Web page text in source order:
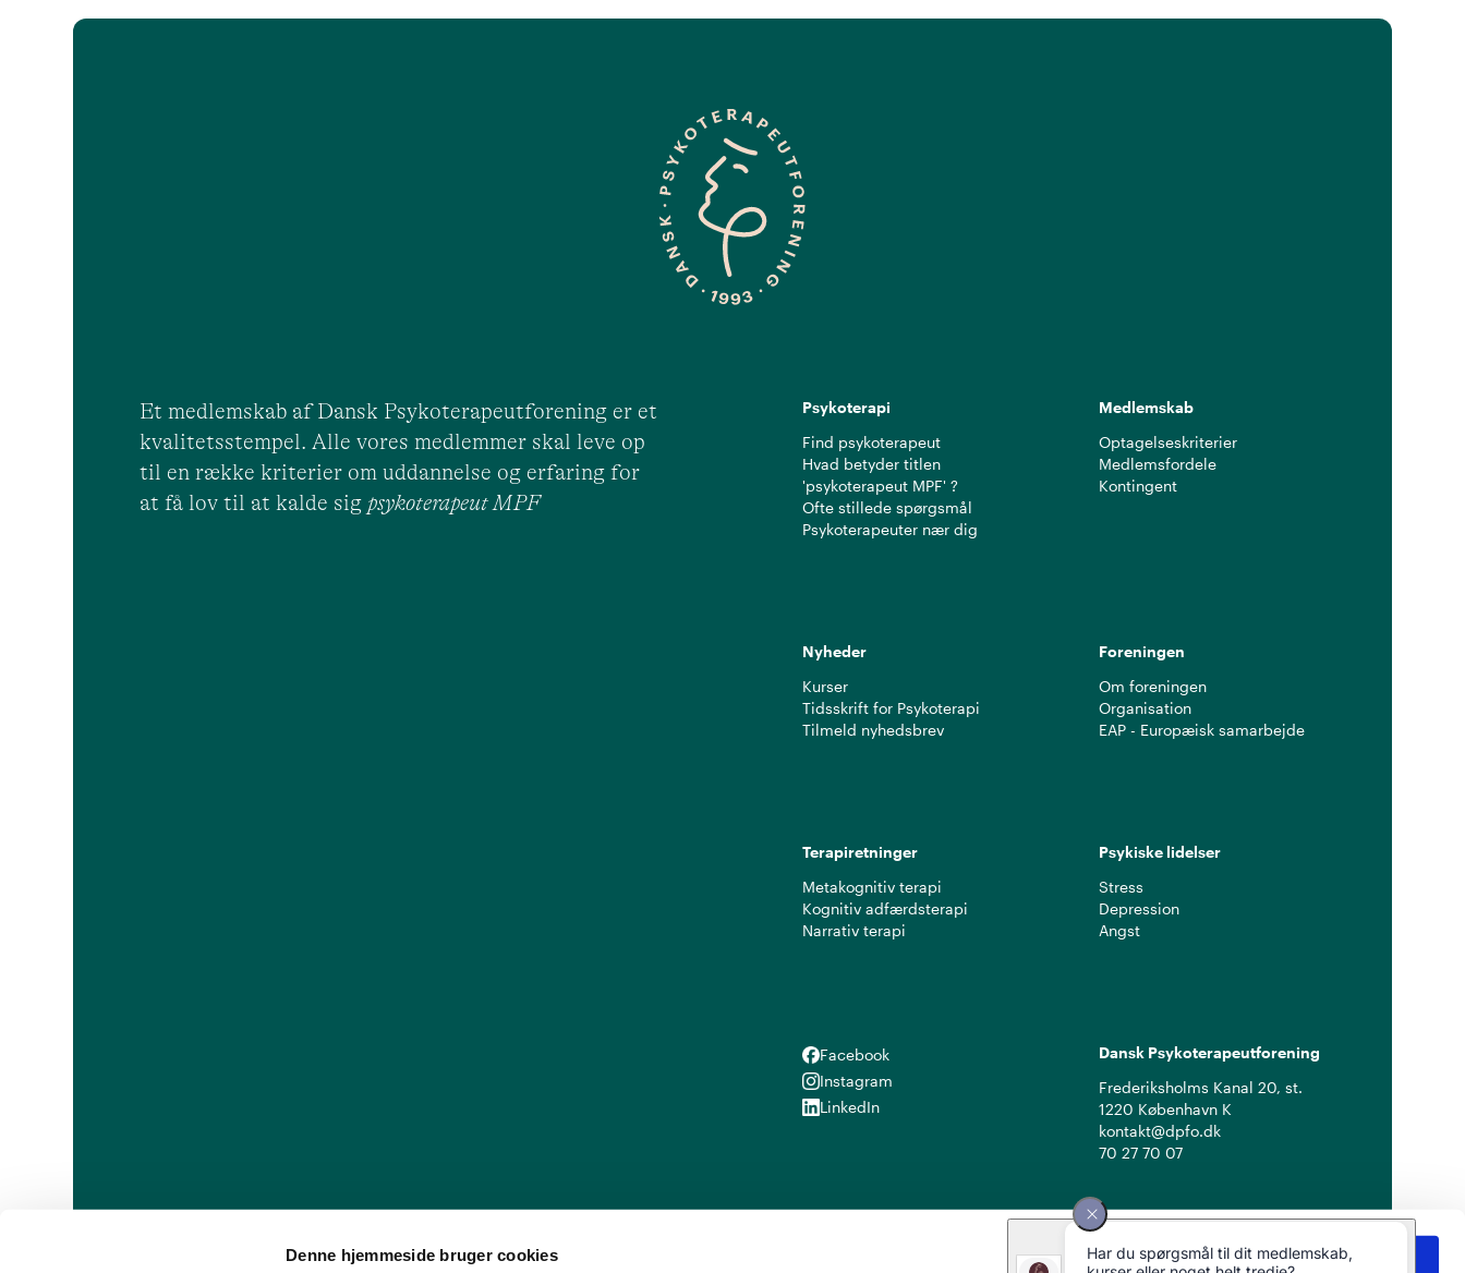
Denne hjemmeside bruger cookies
Ja til cookies
Et medlemskab af Dansk Psykoterapeutforening er et
kvalitetsstempel. Alle vores medlemmer skal leve op
til en række kriterier om uddannelse og erfaring for
at få lov til at kalde sig psykoterapeut MPF
Psykoterapi
Find psykoterapeut
Hvad betyder titlen
'psykoterapeut MPF' ?
Ofte stillede spørgsmål
Psykoterapeuter nær dig
Medlemskab
Optagelseskriterier
Medlemsfordele
Kontingent
Nyheder
Kurser
Tidsskrift for Psykoterapi
Tilmeld nyhedsbrev
Foreningen
Om foreningen
Organisation
EAP - Europæisk samarbejde
Terapiretninger
Metakognitiv terapi
Kognitiv adfærdsterapi
Narrativ terapi
Psykiske lidelser
Stress
Depression
Angst
Facebook
Facebook
Instagram
Instagram
LinkedIn
LinkedIn
Dansk Psykoterapeutforening
Frederiksholms Kanal 20, st.
1220 København K
kontakt@dpfo.dk
70 27 70 07